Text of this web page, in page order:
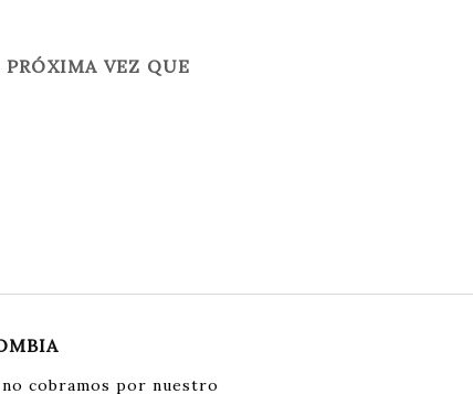
VEZ QUE
cobramos por nuestro